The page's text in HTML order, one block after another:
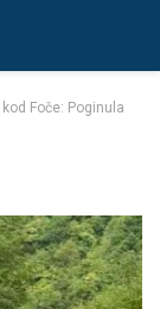
Foče: Poginula